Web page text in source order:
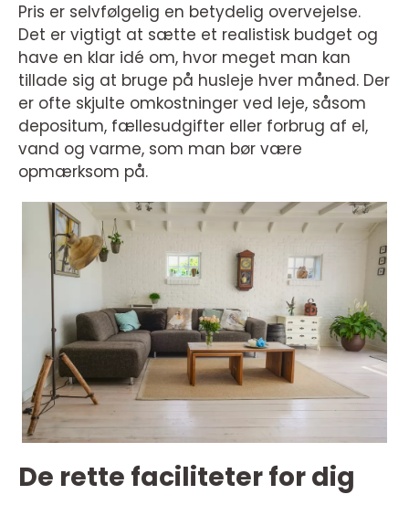
Pris er selvfølgelig en betydelig overvejelse.
Det er vigtigt at sætte et realistisk budget og
have en klar idé om, hvor meget man kan
tillade sig at bruge på husleje hver måned. Der
er ofte skjulte omkostninger ved leje, såsom
depositum, fællesudgifter eller forbrug af el,
vand og varme, som man bør være
opmærksom på.
De rette faciliteter for dig